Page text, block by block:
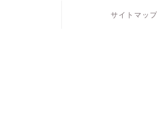
サイトマップ